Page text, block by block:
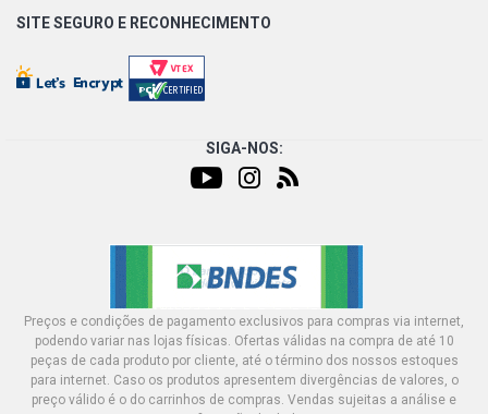
SITE SEGURO E RECONHECIMENTO
SIGA-NOS:
Preços e condições de pagamento exclusivos para compras via internet,
podendo variar nas lojas físicas. Ofertas válidas na compra de até 10
peças de cada produto por cliente, até o término dos nossos estoques
para internet. Caso os produtos apresentem divergências de valores, o
preço válido é o do carrinhos de compras. Vendas sujeitas a análise e